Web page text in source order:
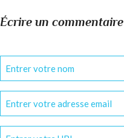
Écrire un commentaire